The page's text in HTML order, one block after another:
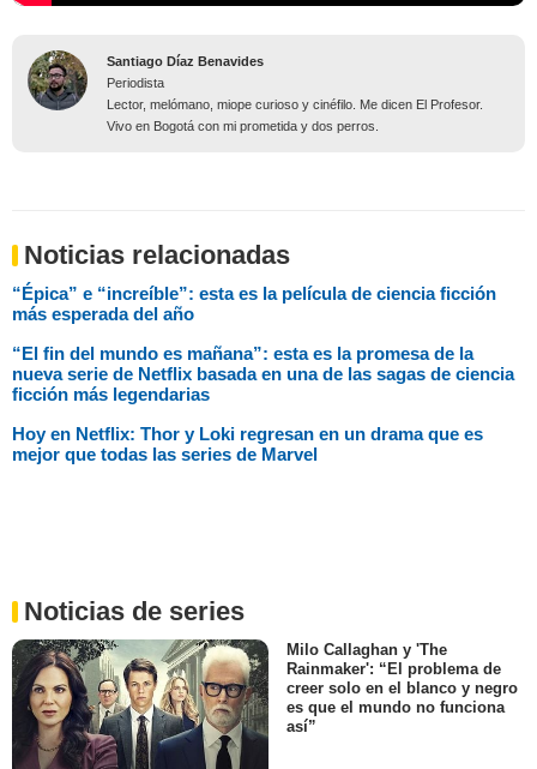
Santiago Díaz Benavides
Periodista
Lector, melómano, miope curioso y cinéfilo. Me dicen El Profesor.
Vivo en Bogotá con mi prometida y dos perros.
Noticias relacionadas
“Épica” e “increíble”: esta es la película de ciencia ficción
más esperada del año
“El fin del mundo es mañana”: esta es la promesa de la
nueva serie de Netflix basada en una de las sagas de ciencia
ficción más legendarias
Hoy en Netflix: Thor y Loki regresan en un drama que es
mejor que todas las series de Marvel
Noticias de series
Milo Callaghan y 'The
Rainmaker': “El problema de
creer solo en el blanco y negro
es que el mundo no funciona
así”